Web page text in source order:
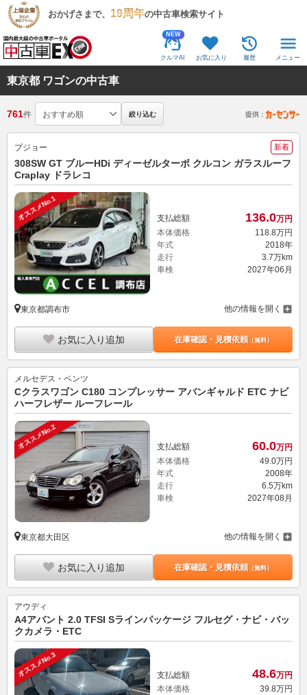
おかげさまで、 19周年の中古車検索サイト
NEW
クルマAI お気に入り 履歴 メニュー
東京都 ワゴンの中古車
761件 絞り込む 提供：
プジョー 新着
308SW GT ブルーHDi ディーゼルターボ クルコン ガラスルーフ
Craplay ドラレコ
オススメNo.1 支払総額 136.0万円
本体価格
118.8万円
年式
2018年
走行
3.7万km
車検
2027年06月
東京都調布市 他の情報を開く
お気に入り追加 在庫確認・見積依頼（無料）
メルセデス・ベンツ
Cクラスワゴン C180 コンプレッサー アバンギャルド ETC ナビ
ハーフレザー ルーフレール
オススメNo.2 支払総額 60.0万円
本体価格
49. 0万円
年式
2008年
走行
6.5万km
車検
2027年08月
東京都大田区 他の情報を開く
お気に入り追加 在庫確認・見積依頼（無料）
アウディ
A4アバント 2.0 TFSI Sラインパッケージ フルセグ・ナビ・バッ
クカメラ・ETC
オススメNo.3 支払総額 48.6万円
本体価格
39.8万円